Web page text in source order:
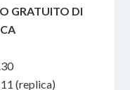
GRATUITO DI
(replica)